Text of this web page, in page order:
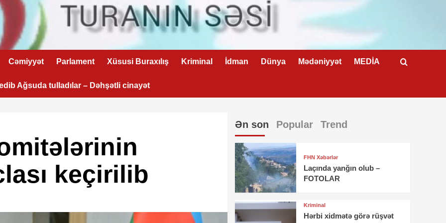
Cəmiyyət Parlament Xüsusi Buraxılış Kriminal İdman Dünya Mədəniyyət MEDİA
Ağsuda tulladılar – Dəhşətli cinayət
keçirilib
Ən son Popular Trend
FHN Xəbərlər
Laçında yanğın olub –
FOTOLAR
Kriminal
Hərbi xidmətə görə rüşvət